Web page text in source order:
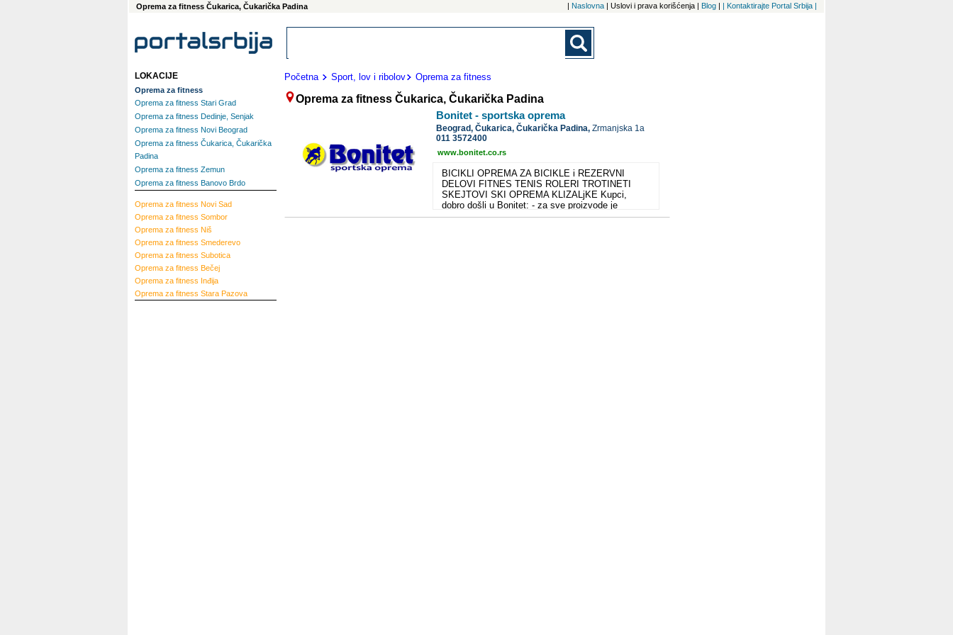
Oprema za fitness Čukarica, Čukarička Padina | Naslovna | Uslovi i prava korišćenja | Blog | | Kontaktirajte Portal Srbija |
Početna Sport, lov i ribolov Oprema za fitness
Oprema za fitness Čukarica, Čukarička Padina
Bonitet - sportska oprema
Beograd,Čukarica, Čukarička Padina,Zrmanjska 1a
011 3572400
www.bonitet.co.rs
BICIKLI OPREMA ZA BICIKLE i REZERVNI
DELOVI FITNES TENIS ROLERI TROTINETI
SKEJTOVI SKI OPREMA KLIZALjKE Kupci,
dobro došli u Bonitet: - za sve proizvode je
obezbeđena deklaracija, garancija, servis i
LOKACIJE
Oprema za fitness
Oprema za fitness Stari Grad
Oprema za fitness Dedinje, Senjak
Oprema za fitness Novi Beograd
Oprema za fitness Čukarica, Čukarička
Padina
Oprema za fitness Zemun
Oprema za fitness Banovo Brdo
Oprema za fitness Novi Sad
Oprema za fitness Sombor
Oprema za fitness Niš
Oprema za fitness Smederevo
Oprema za fitness Subotica
Oprema za fitness Bečej
Oprema za fitness Inđija
Oprema za fitness Stara Pazova